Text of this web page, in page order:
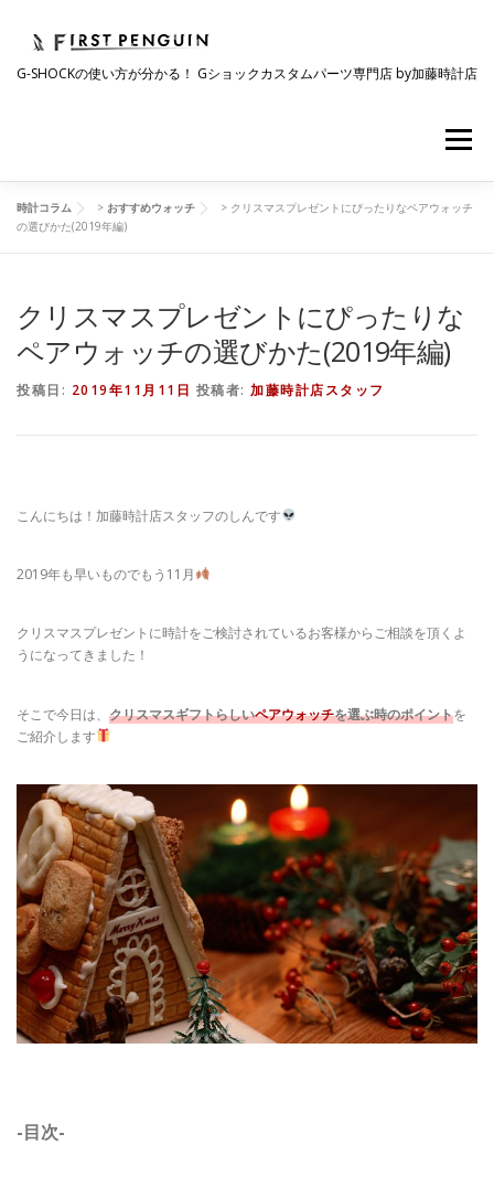
ッ
G-SHOCKの使い方が分かる！ Gショックカスタムパーツ専門店 by加藤時計店
メニュー
会社について
時計コラム ラインナップ ショップリスト
採用情報
時計コラム > おすすめウォッチ > クリスマスプレゼントにぴったりなペアウォッチ
の選びかた(2019年編)
クリスマスプレゼントにぴったりな
ペアウォッチの選びかた(2019年編)
投稿日: 2019年11月11日 投稿者: 加藤時計店スタッフ
こんにちは！加藤時計店スタッフのしんです
2019年も早いものでもう11月
クリスマスプレゼントに時計をご検討されているお客様からご相談を頂くよ
うになってきました！
そこで今日は、 クリスマスギフトらしいペアウォッチを選ぶ時のポイントを
ご紹介します
-目次-